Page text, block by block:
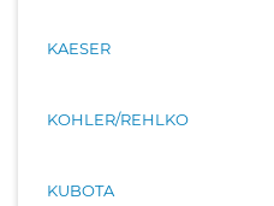
KAESER
KOHLER/REHLKO
KUBOTA